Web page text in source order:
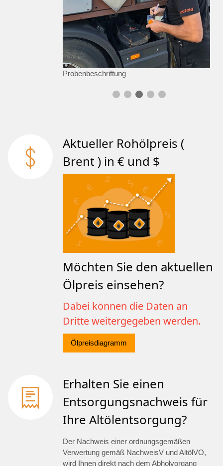
Probenbeschriftung
Aktueller Rohölpreis (
Brent ) in € und $
Möchten Sie den aktuellen
Ölpreis einsehen?
Dabei können die Daten an
Dritte weitergegeben werden.
Ölpreisdiagramm
Erhalten Sie einen
Entsorgungsnachweis für
Ihre Altölentsorgung?
Der Nachweis einer ordnungsgemäßen
Verwertung gemäß NachweisV und AltölVO,
wird Ihnen direkt nach dem Abholvorgang